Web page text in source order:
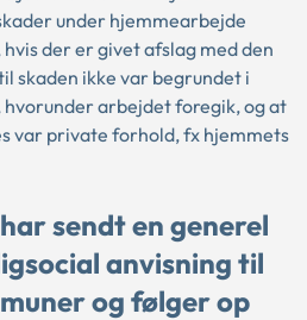
under hjemmearbejde
der er givet afslag med den
skaden ikke var begrundet i
arbejdet foregik, og at
var private forhold, fx hjemmets
sendt en generel
anvisning til
og følger op